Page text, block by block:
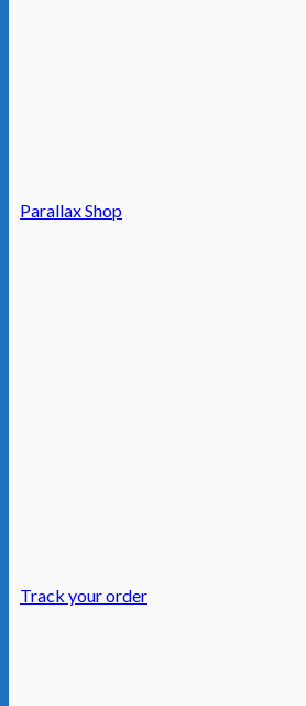
Parallax Shop
Track your order